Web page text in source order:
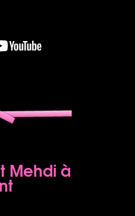
Mehdi à